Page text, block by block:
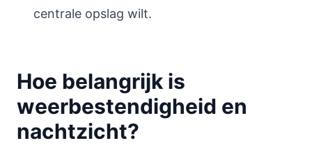
centrale opslag wilt.
Hoe belangrijk is
weerbestendigheid en
nachtzicht?